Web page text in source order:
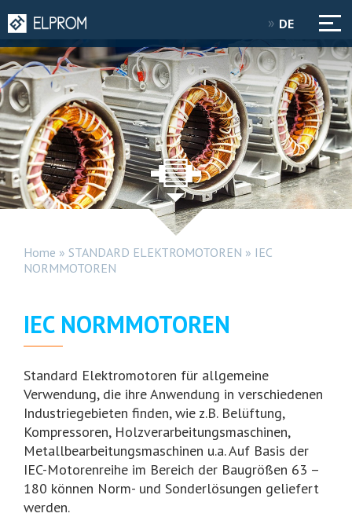
DE
Home » STANDARD ELEKTROMOTOREN » IEC
NORMMOTOREN
IEC NORMMOTOREN
Standard Elektromotoren für allgemeine
Verwendung, die ihre Anwendung in verschiedenen
Industriegebieten finden, wie z.B. Belüftung,
Kompressoren, Holzverarbeitungsmaschinen,
Metallbearbeitungsmaschinen u.a. Auf Basis der
IEC-Motorenreihe im Bereich der Baugrößen 63 –
180 können Norm- und Sonderlösungen geliefert
werden.